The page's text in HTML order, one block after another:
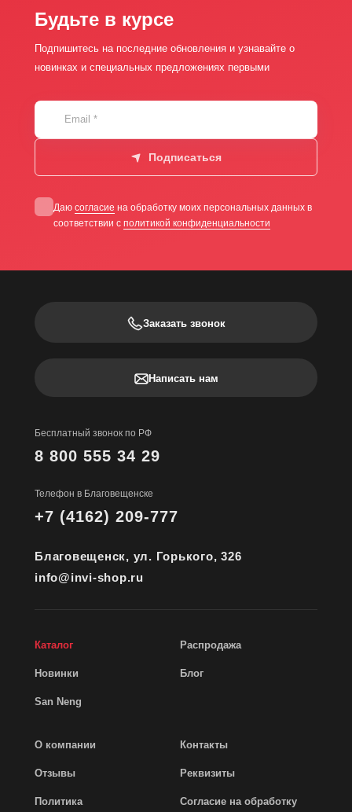
Будьте в курсе
Подпишитесь на последние обновления и узнавайте о
новинках и специальных предложениях первыми
Email *
Подписаться
Даю согласие на обработку моих персональных данных в
соответствии с политикой конфиденциальности
Заказать звонок
Написать нам
Бесплатный звонок по РФ
8 800 555 34 29
Телефон в Благовещенске
+7 (4162) 209-777
Благовещенск, ул. Горького, 326
info@invi-shop.ru
Каталог Распродажа
Новинки Блог
San Neng
О компании Контакты
Отзывы Реквизиты
Политика
Согласие на обработку